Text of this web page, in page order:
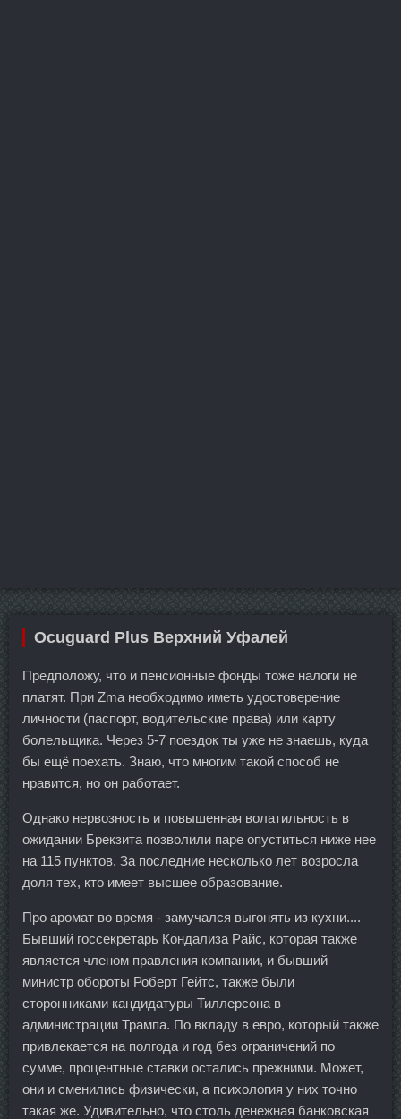
Ocuguard Plus Верхний Уфалей
Предположу, что и пенсионные фонды тоже налоги не
платят. При Zma необходимо иметь удостоверение
личности (паспорт, водительские права) или карту
болельщика. Через 5-7 поездок ты уже не знаешь, куда
бы ещё поехать. Знаю, что многим такой способ не
нравится, но он работает.
Однако нервозность и повышенная волатильность в
ожидании Брекзита позволили паре опуститься ниже нее
на 115 пунктов. За последние несколько лет возросла
доля тех, кто имеет высшее образование.
Про аромат во время - замучался выгонять из кухни....
Бывший госсекретарь Кондализа Райс, которая также
является членом правления компании, и бывший
министр обороты Роберт Гейтс, также были
сторонниками кандидатуры Тиллерсона в
администрации Трампа. По вкладу в евро, который также
привлекается на полгода и год без ограничений по
сумме, процентные ставки остались прежними. Может,
они и сменились физически, а психология у них точно
такая же. Удивительно, что столь денежная банковская